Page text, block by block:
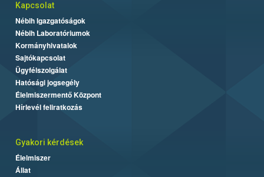
Kapcsolat
Nébih Igazgatóságok
Nébih Laboratóriumok
Kormányhivatalok
Sajtókapcsolat
Ügyfélszolgálat
Hatósági jogsegély
Élelmiszermentő Központ
Hírlevél feliratkozás
Gyakori kérdések
Élelmiszer
Állat